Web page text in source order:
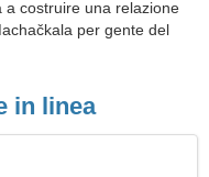
a costruire una relazione
per gente del
in linea